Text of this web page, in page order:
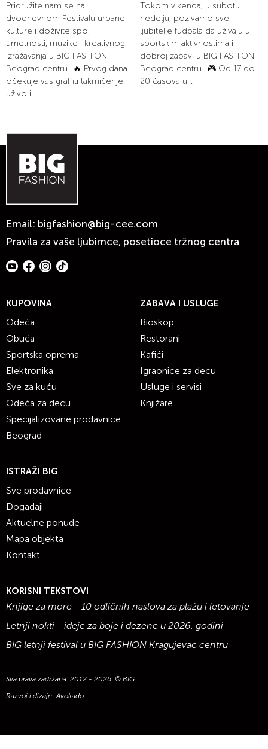
Pridružite nam se na
dvodnevnom Festivalu urbane
kulture i doživite spoj
umetnosti, muzike i kreativnog
izražavanja u BIG FASHION
Beograd centru! 🔥 Prvog dana
očekuje vas graffiti takmičenje
uživo i...
Tokom vikenda, u subotu i
nedelju, pozivamo sve
ljubitelje fudbala da uživaju u
sportskim aktivnostima i
dobroj zabavi u BIG FASHION
Beograd centru! 🎮 Od 17 do
20 časova u...
Email: bigfashion@big-cee.com
Pravila za vaše ljubimce, posetioce tržnog centra
KUPOVINA
Odeća
Obuća
Sportska oprema
Elektronika
Sve za kuću
Odeća za decu
Specijalizovane prodavnice
Beograd
ZABAVA I USLUGE
Bioskop
Restorani
Kafići
Igraonice za decu
Usluge i servisi
Knjižare
ISTRAŽI BIG
Sve prodavnice
Događaji
Aktuelne ponude
Mapa objekta
Kontakt
KORISNI TEKSTOVI
Knjige za more - 10 odličnih naslova za plažu i letovanje
Letnji nokti - ideje za boje i dezene u 2026. godini
BIG letnji festival u BIG FASHION Kragujevac centru
Sva prava zadržana. 2012 - 2026. © BIG
Razvoj i dizajn:Avokado